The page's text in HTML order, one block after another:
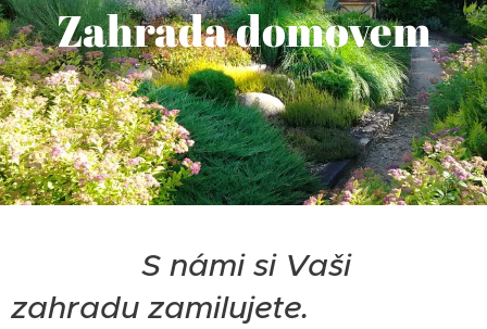
Zahrada domovem
.
S námi si Vaši
zahradu zamilujete.